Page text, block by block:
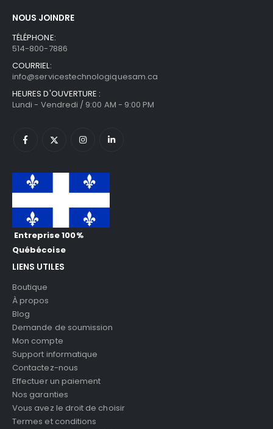
NOUS JOINDRE
TÉLÉPHONE:
514-800-7886
COURRIEL:
info@servicestechnologiquesam.ca
HEURES D'OUVERTURE :
Lundi - Vendredi / 9:00 AM - 9:00 PM
Entreprise 100%
Québécoise
LIENS UTILES
Boutique
À propos
Blog
Demande de soumission
Mon compte
Support informatique
Contactez-nous
Effectuer un paiement
Nos garanties
Vous avez le droit de choisir
Termes et conditions